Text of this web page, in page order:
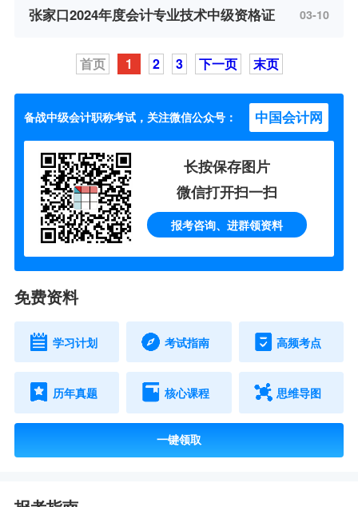
张家口2024年度会计专业技术中级资格证 03-10
首页 1 2 3 下一页 末页
备战中级会计职称考试，关注微信公众号： 中国会计网
长按保存图片
微信打开扫一扫
报考咨询、进群领资料
免费资料
学习计划 考试指南 高频考点
历年真题 核心课程 思维导图
一键领取